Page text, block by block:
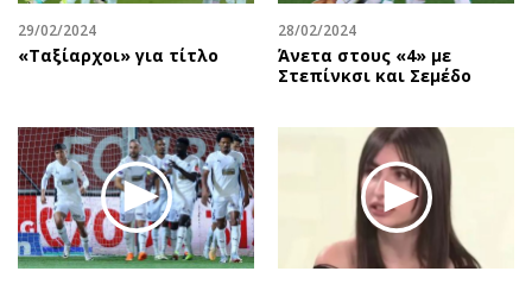
29/02/2024
«Ταξίαρχοι» για τίτλο
28/02/2024
Άνετα στους «4» με
Στεπίνκσι και Σεμέδο